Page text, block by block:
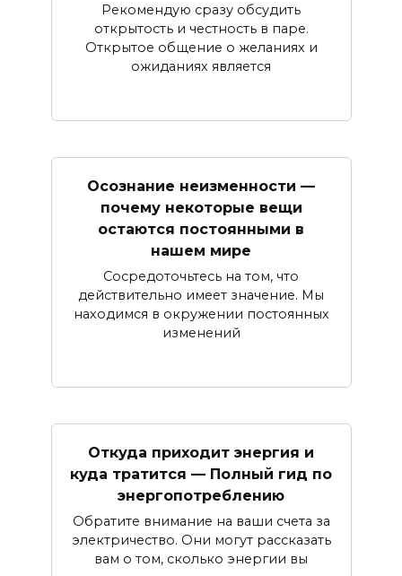
Рекомендую сразу обсудить
открытость и честность в паре.
Открытое общение о желаниях и
ожиданиях является
Осознание неизменности —
почему некоторые вещи
остаются постоянными в
нашем мире
Сосредоточьтесь на том, что
действительно имеет значение. Мы
находимся в окружении постоянных
изменений
Откуда приходит энергия и
куда тратится — Полный гид по
энергопотреблению
Обратите внимание на ваши счета за
электричество. Они могут рассказать
вам о том, сколько энергии вы